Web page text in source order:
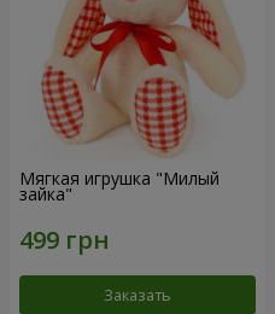
Мягкая игрушка "Милый
зайка"
Заказать